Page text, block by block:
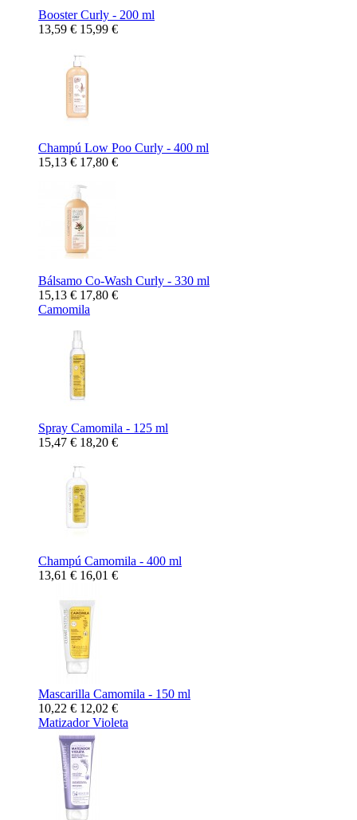
Booster Curly - 200 ml
13,59 € 15,99 €
Champú Low Poo Curly - 400 ml
15,13 € 17,80 €
Bálsamo Co-Wash Curly - 330 ml
15,13 € 17,80 €
Camomila
Spray Camomila - 125 ml
15,47 € 18,20 €
Champú Camomila - 400 ml
13,61 € 16,01 €
Mascarilla Camomila - 150 ml
10,22 € 12,02 €
Matizador Violeta